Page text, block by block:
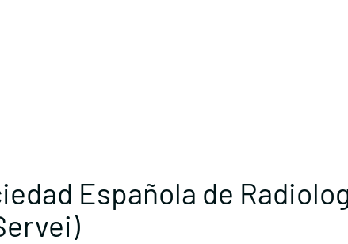
Española de